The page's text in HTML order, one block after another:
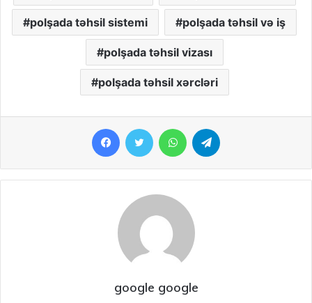
polşada təhsil sistemi polşada təhsil və iş
polşada təhsil vizası
polşada təhsil xərcləri
FacebookTwitter WhatsApp
google google